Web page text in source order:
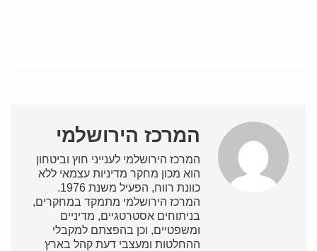
המרכז הירושלמי
המרכז הירושלמי לענייני חוץ וביטחון
הוא מכון מחקר מדיניות עצמאי ללא
כוונת רווח, הפעיל משנת 1976.
המרכז הירושלמי מתמקד במחקרים,
בניתוחים אסטרטגיים, מדיניים
ומשפטיים, וכן בהפצתם למקבלי
ההחלטות ומעצבי דעת קהל בארץ